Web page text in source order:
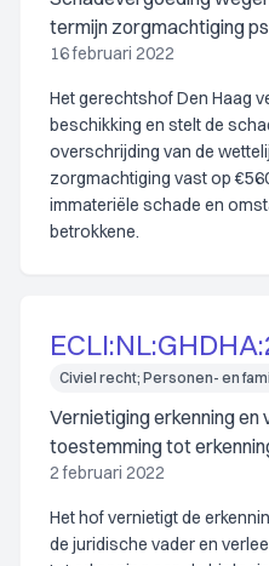
termijn zorgmachtiging
16 februari 2022
Het gerechtshof Den Haag
beschikking en stelt de
overschrijding van de
zorgmachtiging vast op
immateriële schade en
betrokkene.
Civiel recht; Personen- en
Vernietiging erkenning en
toestemming tot
2 februari 2022
Het hof vernietigt de
de juridische vader en